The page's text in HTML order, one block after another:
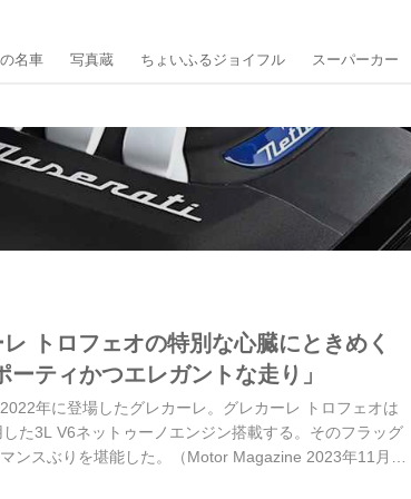
名車 写真蔵 ちょいふるジョイフル スーパーカー
トロフェオの特別な心臓にときめく
ーティかつエレガントな走り」
年に登場したグレカーレ。グレカーレ トロフェオは
た3L V6ネットゥーノエンジン搭載する。そのフラッグ
ンスぶりを堪能した。（Motor Magazine 2023年11月号